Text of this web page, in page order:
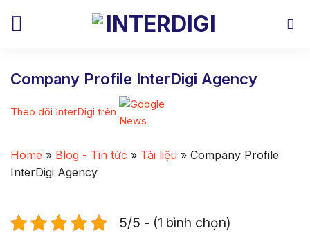
Company Profile InterDigi Agency
Theo dõi InterDigi trên
Home » Blog - Tin tức » Tài liệu » Company Profile
InterDigi Agency
5/5 - (1 bình chọn)